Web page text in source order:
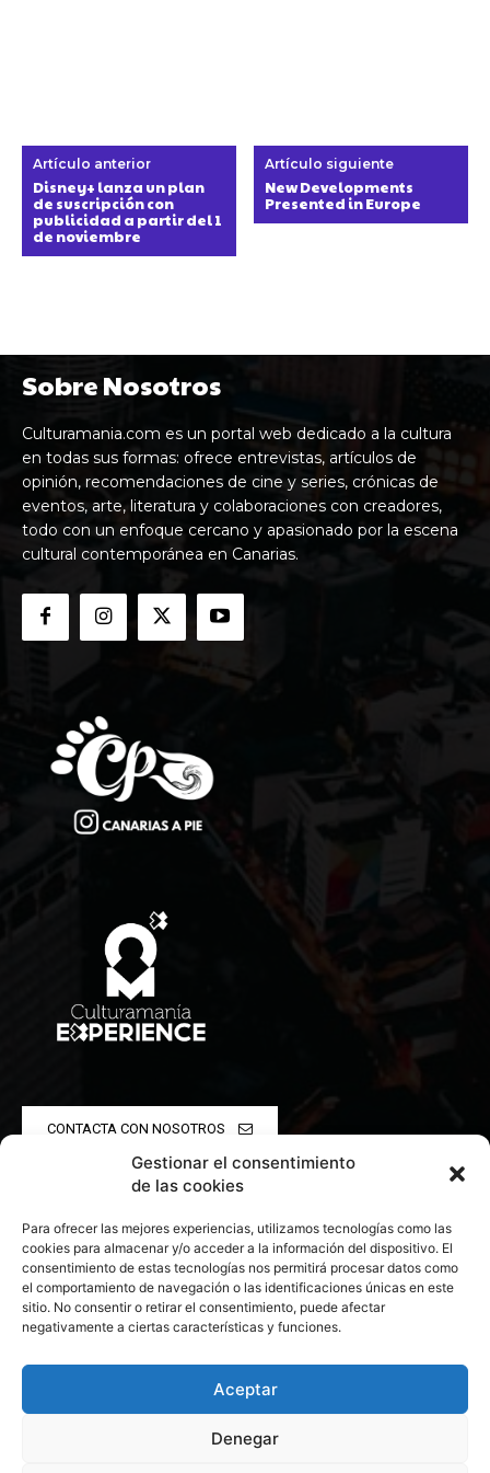
Gestionar el consentimiento
de las cookies
Para ofrecer las mejores experiencias, utilizamos tecnologías como las
cookies para almacenar y/o acceder a la información del dispositivo. El
consentimiento de estas tecnologías nos permitirá procesar datos como
el comportamiento de navegación o las identificaciones únicas en este
sitio. No consentir o retirar el consentimiento, puede afectar
negativamente a ciertas características y funciones.
Aceptar
Denegar
Artículo anterior
Disney+ lanza un plan
de suscripción con
publicidad a partir del 1
de noviembre
Artículo siguiente
New Developments
Presented in Europe
Sobre Nosotros
Culturamania.com es un portal web dedicado a la cultura
en todas sus formas: ofrece entrevistas, artículos de
opinión, recomendaciones de cine y series, crónicas de
eventos, arte, literatura y colaboraciones con creadores,
todo con un enfoque cercano y apasionado por la escena
cultural contemporánea en Canarias.
CONTACTA CON NOSOTROS
POLÍTICA DE PRIVACIDAD
POLÍTICA DE COOKIES
© 2026 Todos los derechos reservados. Culturamanía